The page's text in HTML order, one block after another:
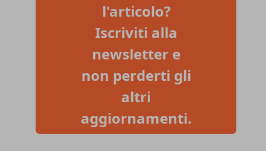
l'articolo?
Iscriviti alla
newsletter e
non perderti gli
altri
aggiornamenti.